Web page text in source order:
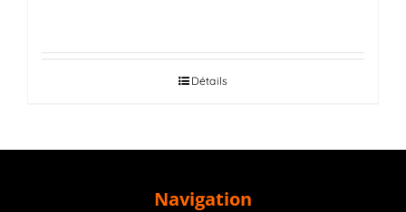
Détails
Navigation